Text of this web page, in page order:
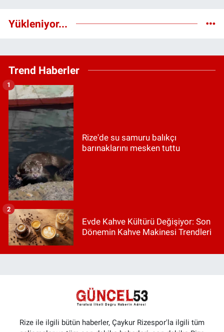
Yükleniyor...
Trend Haberler
Rize'de su samuru balıkçı
barınaklarını mesken tuttu
1
Evde Kahve Kültürü Değişiyor: Son
Dönemin Kahve Makinesi Trendleri
2
Rize ile ilgili bütün haberler, Çaykur Rizespor'la ilgili tüm